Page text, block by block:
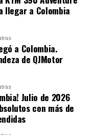
turnos que
llegar a Colombia
a Colombia.
de QJMotor
Julio de 2026
con más de